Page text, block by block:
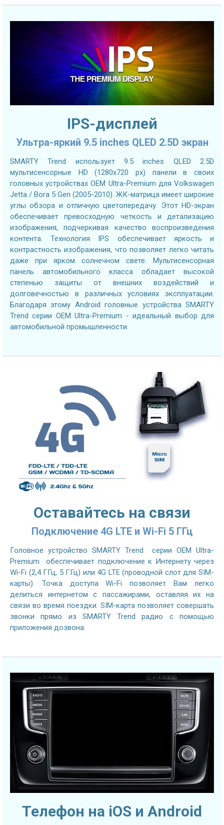
IPS-дисплей
Ультра-яркий 9.5 inches QLED 2.5D экран
SMARTY Trend использует 9.5 inches QLED 2.5D
мультисенсорные HD (1280х720 px) панели в своих
головных устройствах OEM Ultra-Premium для Volkswagen
Jetta / Bora 5 Gen (2005-2010). ЖК-матрица имеет широкие
углы обзора и отличную цветопередачу. Этот HD-экран
обеспечивает превосходную четкость и детализацию
изображения, подчеркивая качество воспроизведения
контента. Технология IPS обеспечивает яркость и
контрастность изображения, что позволяет легко читать
даже при ярком солнечном свете. Мультисенсорная
панель автомобильного класса обладает высокой
степенью защиты от внешних воздействий и
долговечностью в различных условиях эксплуатации.
Благодаря этому Android головные устройства SMARTY
Trend серии OEM Ultra-Premium - идеальный выбор для
автомобильной промышленности.
Оставайтесь на связи
Подключение 4G LTE и Wi-Fi 5 ГГц
Головное устройство SMARTY Trend серии OEM Ultra-
Premium обеспечивает подключение к Интернету через
Wi-Fi (2,4 ГГц, 5 ГГц) или 4G LTE (проводной слот для SIM-
карты). Точка доступа Wi-Fi позволяет Вам легко
делиться интернетом с пассажирами, оставляя их на
связи во время поездки. SIM-карта позволяет совершать
звонки прямо из SMARTY Trend радио с помощью
приложения дозвона.
Телефон на iOS и Android